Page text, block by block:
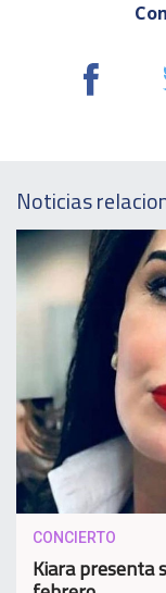
Noticias
CONCIERTO
Kiara presenta